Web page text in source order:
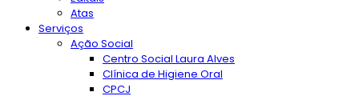
Atas
Serviços
Ação Social
Centro Social Laura Alves
Clínica de Higiene Oral
CPCJ